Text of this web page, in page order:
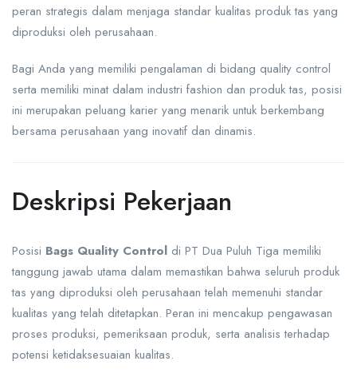
peran strategis dalam menjaga standar kualitas produk tas yang
diproduksi oleh perusahaan.
Bagi Anda yang memiliki pengalaman di bidang quality control
serta memiliki minat dalam industri fashion dan produk tas, posisi
ini merupakan peluang karier yang menarik untuk berkembang
bersama perusahaan yang inovatif dan dinamis.
Deskripsi Pekerjaan
Posisi Bags Quality Control di PT Dua Puluh Tiga memiliki
tanggung jawab utama dalam memastikan bahwa seluruh produk
tas yang diproduksi oleh perusahaan telah memenuhi standar
kualitas yang telah ditetapkan. Peran ini mencakup pengawasan
proses produksi, pemeriksaan produk, serta analisis terhadap
potensi ketidaksesuaian kualitas.